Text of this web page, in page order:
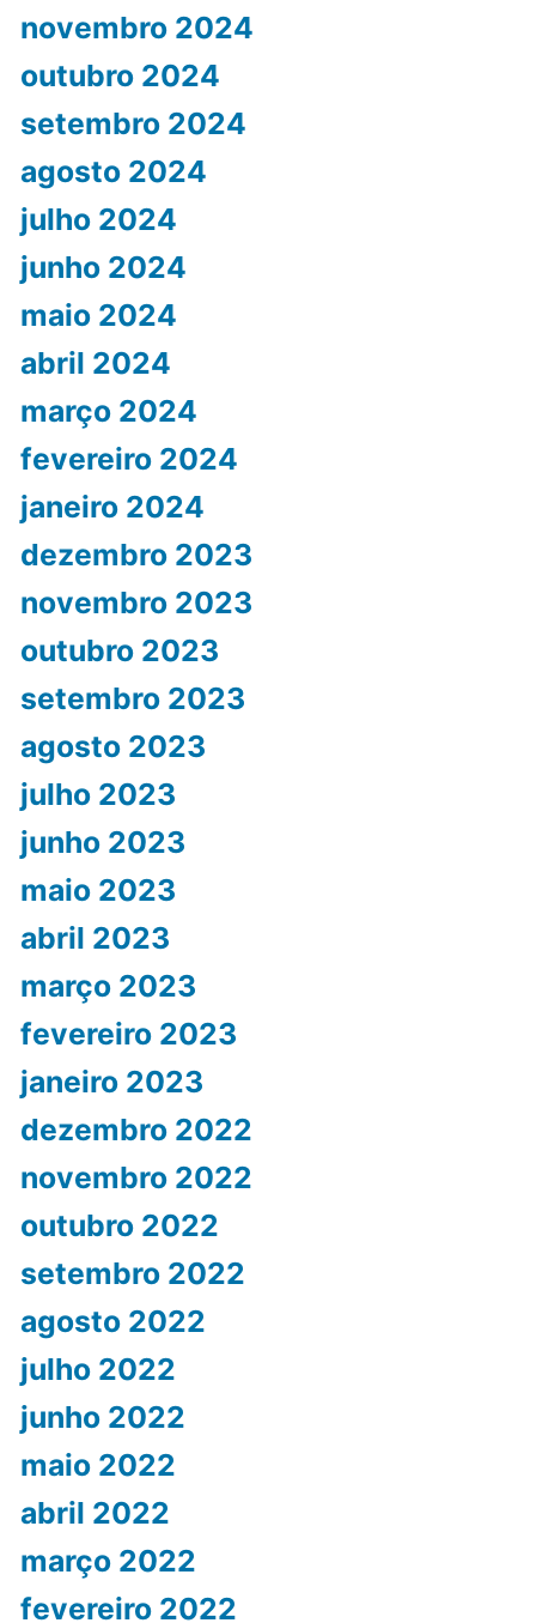
novembro 2024
outubro 2024
setembro 2024
agosto 2024
julho 2024
junho 2024
maio 2024
abril 2024
março 2024
fevereiro 2024
janeiro 2024
dezembro 2023
novembro 2023
outubro 2023
setembro 2023
agosto 2023
julho 2023
junho 2023
maio 2023
abril 2023
março 2023
fevereiro 2023
janeiro 2023
dezembro 2022
novembro 2022
outubro 2022
setembro 2022
agosto 2022
julho 2022
junho 2022
maio 2022
abril 2022
março 2022
fevereiro 2022